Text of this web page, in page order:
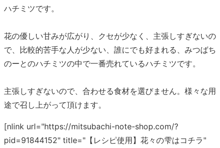
ハチミツです。
花の優しい甘みが広がり、クセが少なく、主張しすぎないの
で、比較的苦手な人が少ない、誰にでも好まれる、みつばち
のーとのハチミツの中で一番売れているハチミツです。
主張しすぎないので、合わせる食材を選びません。様々な用
途で召し上がって頂けます。
[nlink url="https://mitsubachi-note-shop.com/?
pid=91844152" title="【レシピ使用】花々の雫はコチラ"